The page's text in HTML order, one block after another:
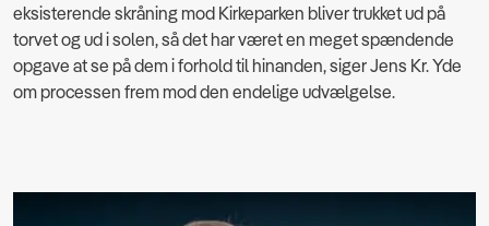
eksisterende skråning mod Kirkeparken bliver trukket ud på
torvet og ud i solen, så det har været en meget spændende
opgave at se på dem i forhold til hinanden, siger Jens Kr. Yde
om processen frem mod den endelige udvælgelse.